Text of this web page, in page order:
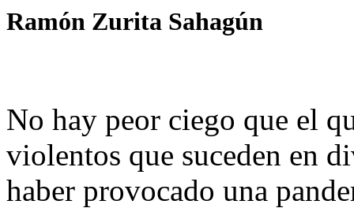
Ramón Zurita Sahagún
No hay peor ciego que el
violentos que suceden en
haber provocado una